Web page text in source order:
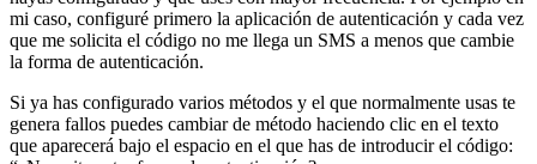
mi caso, configuré primero la aplicación de autenticación y cada vez
que me solicita el código no me llega un SMS a menos que cambie
la forma de autenticación.
Si ya has configurado varios métodos y el que normalmente usas te
genera fallos puedes cambiar de método haciendo clic en el texto
que aparecerá bajo el espacio en el que has de introducir el código: